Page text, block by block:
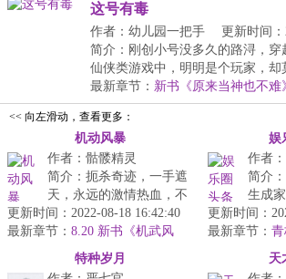
这号有毒
作者：幼儿园一把手
更新时间：
简介：刚创小号没多久的路浔，穿
仙侠类游戏中，明明是个玩家，却
模...
最新章节： 新书《原来当神也不难
<< 向左滑动，查看更多：
机动风暴
作者：骷髅精灵
简介：扼杀奇迹，一手遮
天，永远的激情热血，不
朽的暴君传说！...
更新时间：2022-08-18 16:42:40
最新章节： 8.20 新书《机武风
暴》发布，喜欢热血机战的伙伴
们欢迎加入！
娱
作者
简介
生成
想要
的新
更新时间：
最新章节： 青
特种岁月
天